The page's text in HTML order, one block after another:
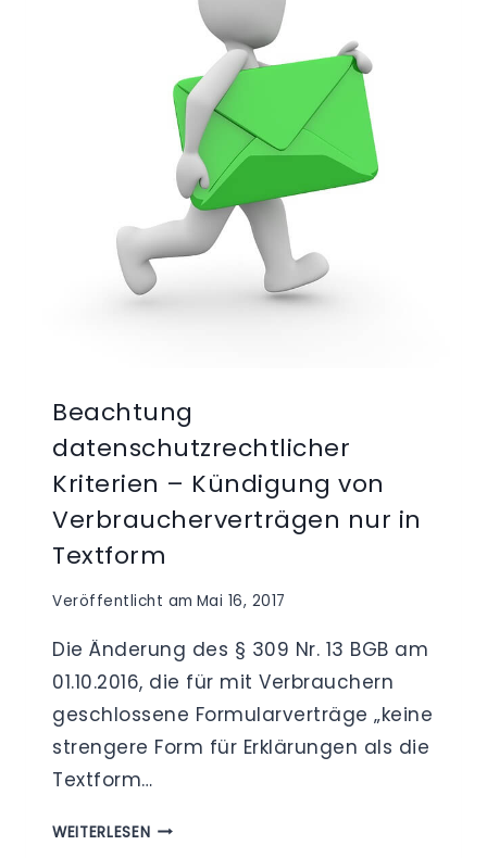
Beachtung
datenschutzrechtlicher
Kriterien – Kündigung von
Verbraucherverträgen nur in
Textform
Veröffentlicht am Mai 16, 2017
Die Änderung des § 309 Nr. 13 BGB am
01.10.2016, die für mit Verbrauchern
geschlossene Formularverträge „keine
strengere Form für Erklärungen als die
Textform…
WEITERLESENBEACHTUNG